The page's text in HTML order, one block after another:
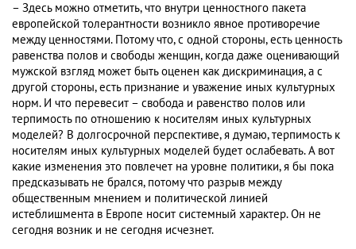
– Здесь можно отметить, что внутри ценностного пакета
европейской толерантности возникло явное противоречие
между ценностями. Потому что, с одной стороны, есть ценность
равенства полов и свободы женщин, когда даже оценивающий
мужской взгляд может быть оценен как дискриминация, а с
другой стороны, есть признание и уважение иных культурных
норм. И что перевесит – свобода и равенство полов или
терпимость по отношению к носителям иных культурных
моделей? В долгосрочной перспективе, я думаю, терпимость к
носителям иных культурных моделей будет ослабевать. А вот
какие изменения это повлечет на уровне политики, я бы пока
предсказывать не брался, потому что разрыв между
общественным мнением и политической линией
истеблишмента в Европе носит системный характер. Он не
сегодня возник и не сегодня исчезнет.